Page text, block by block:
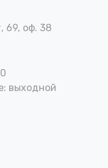
69, оф. 38
выходной